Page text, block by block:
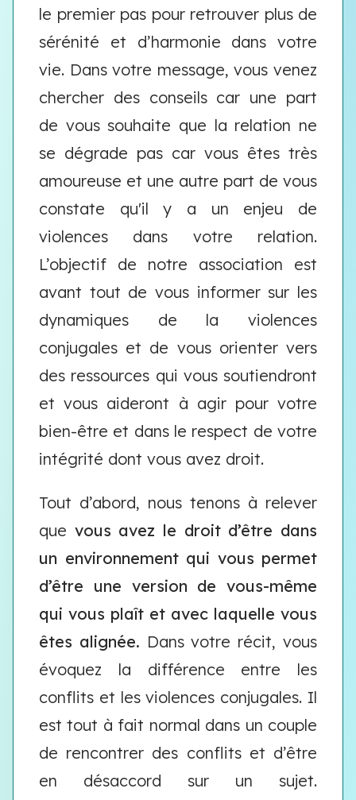
le premier pas pour retrouver plus de
sérénité et d’harmonie dans votre
vie. Dans votre message, vous venez
chercher des conseils car une part
de vous souhaite que la relation ne
se dégrade pas car vous êtes très
amoureuse et une autre part de vous
constate qu'il y a un enjeu de
violences dans votre relation.
L’objectif de notre association est
avant tout de vous informer sur les
dynamiques de la violences
conjugales et de vous orienter vers
des ressources qui vous soutiendront
et vous aideront à agir pour votre
bien-être et dans le respect de votre
intégrité dont vous avez droit.
Tout d’abord, nous tenons à relever
que vous avez le droit d’être dans
un environnement qui vous permet
d’être une version de vous-même
qui vous plaît et avec laquelle vous
êtes alignée. Dans votre récit, vous
évoquez la différence entre les
conflits et les violences conjugales. Il
est tout à fait normal dans un couple
de rencontrer des conflits et d’être
en désaccord sur un sujet.